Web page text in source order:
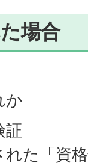
場合
か
証
た「資